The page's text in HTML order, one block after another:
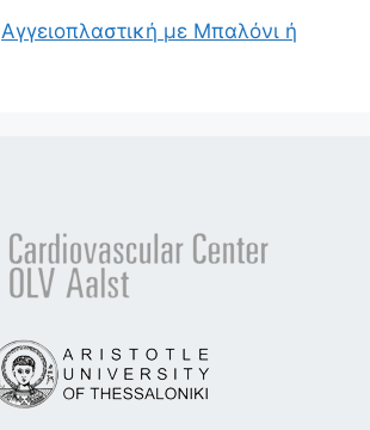
Αγγειοπλαστική με Μπαλόνι ή